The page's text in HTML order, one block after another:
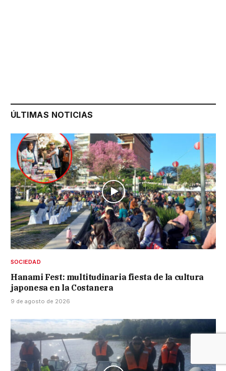
ÚLTIMAS NOTICIAS
SOCIEDAD
Hanami Fest: multitudinaria fiesta de la cultura
japonesa en la Costanera
9 de agosto de 2026